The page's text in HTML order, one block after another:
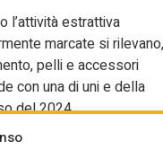
l’attività estrattiva
marcate si rilevano,
pelli e accessori
con una di uni e della
del 2024.
e dei suoi